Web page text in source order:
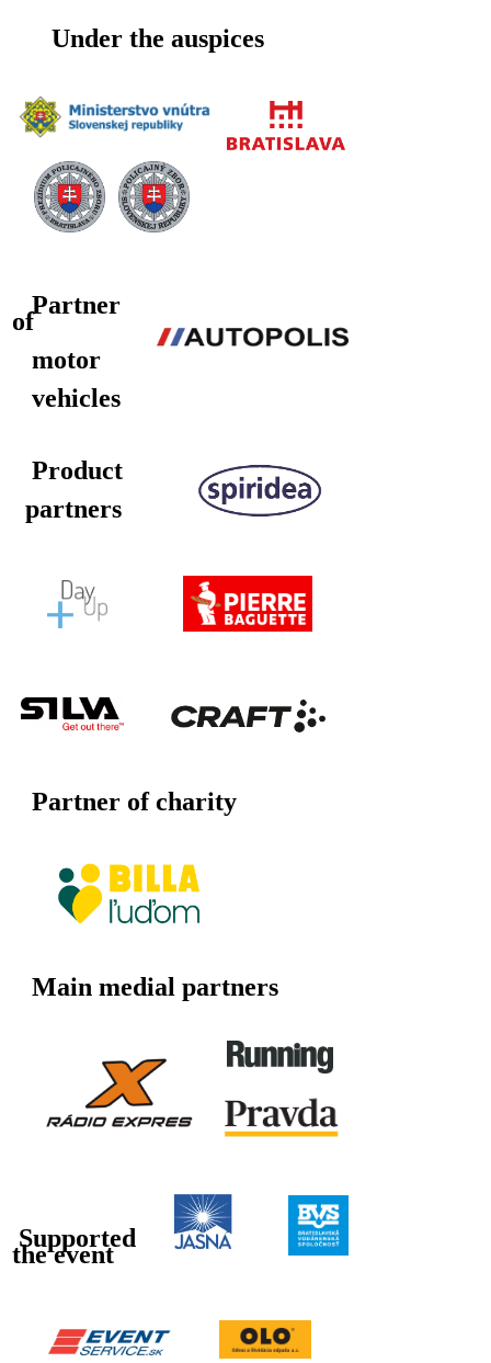
Under the auspices
Partner
of
motor
vehicles
Product
partners
Partner of charity
Main medial partners
Supported
the event